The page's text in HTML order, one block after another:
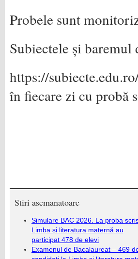
Probele sunt
Subiectele și
https://
în fiecare zi cu probă
Stiri asemanatoare
Simulare BAC 2026. La proba
Limba și literatura maternă au
participat 478 de elevi
Examenul de Bacalaureat – 469